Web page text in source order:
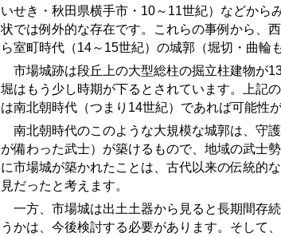
いせき・秋田県横手市・10～11世紀）などから
状では例外的な存在です。これらの事例から、
ら室町時代（14～15世紀）の城郭（堀切・曲輪
市場城跡は段丘上の大型総柱の掘立柱建物が
堀はもう少し時期が下るとされています。上記
は南北朝時代（つまり14世紀）であれば可能性
南北朝時代のこのような大規模な城郭は、守
が備わった武士）が築けるもので、地域の武士
に市場城が築かれたことは、古代以来の伝統的
見だったと考えます。
一方、市場城は出土土器から見ると長期間存
うかは、今後検討する必要があります。そして